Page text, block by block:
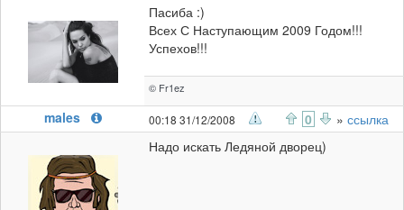
Пасиба :)
Всех С Наступающим 2009 Годом!!!
Успехов!!!
© Fr1ez
males 00:18 31/12/2008 0 » ссылка
Надо искать Ледяной дворец)